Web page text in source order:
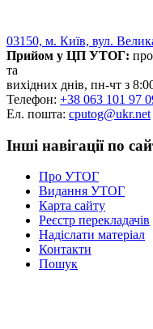
03150, м. Київ, вул.
Прийом у ЦП УТОГ:
та
вихідних днів, пн-чт з
Телефон: +38 063 101 97
Ел. пошта: cputog@ukr.net
Інші навігації по
Про УТОГ
Видання УТОГ
Карта сайту
Реєстр перекладачів
Надіслати матеріал
Контакти
Пошук